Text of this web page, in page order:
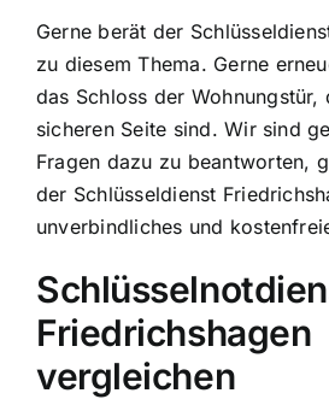
Gerne berät der
zu diesem Thema. Gerne
das Schloss der
sicheren Seite sind. Wir sind
Fragen dazu zu beantworten,
der Schlüsseldienst
unverbindliches und
Friedrichshagen
vergleichen